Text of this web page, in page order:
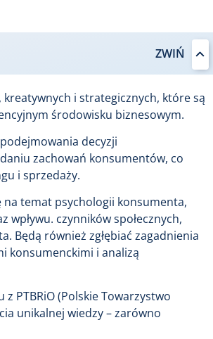
i strategicznych, które są
środowisku biznesowym.
decyzji
zachowań konsumentów, co
i sprzedaży.
na temat psychologii konsumenta,
czynników społecznych,
Będą również zgłębiać zagadnienia
konsumenckimi i analizą
PTBRiO (Polskie Towarzystwo
unikalnej wiedzy – zarówno